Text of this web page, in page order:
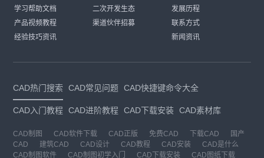
学习帮助文档
产品视频教程
经验技巧资讯
二次开发生态
渠道伙伴招募
发展历程
联系方式
新闻资讯
CAD热门搜索 CAD常见问题 CAD快捷键命令大全
CAD入门教程 CAD进阶教程 CAD下载安装 CAD素材库
CAD制图 CAD软件下载 CAD正版 免费CAD 下载CAD
国产
CAD
建筑CAD CAD设计 CAD教程 CAD安装
CAD是什么
CAD制图软件
CAD制图初学入门 CAD下载安装 CAD图纸下载